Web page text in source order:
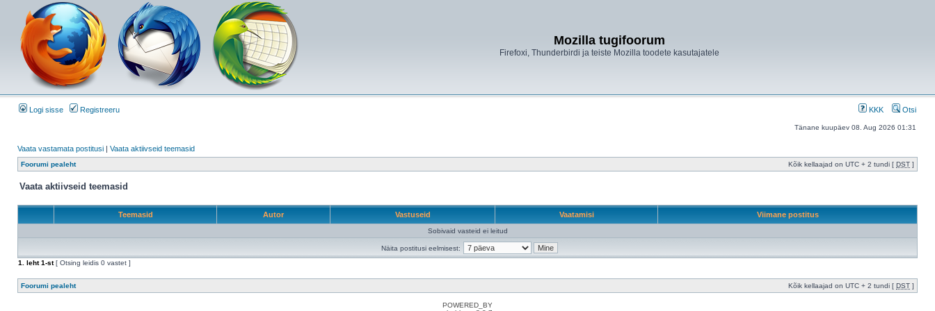
Mozilla tugifoorum
Firefoxi, Thunderbirdi ja teiste Mozilla toodete kasutajatele
Logi sisse Registreeru KKK Otsi
Tänane kuupäev 08. Aug 2026 01:31
Vaata vastamata postitusi | Vaata aktiivseid teemasid
Foorumi pealeht Kõik kellaajad on UTC + 2 tundi [ DST ]
Vaata aktiivseid teemasid
Teemasid Autor Vastuseid Vaatamisi Viimane postitus
Sobivaid vasteid ei leitud
Näita postitusi eelmisest:
1
. leht1-st[ Otsing leidis 0 vastet ]
Foorumi pealeht Kõik kellaajad on UTC + 2 tundi [ DST ]
POWERED_BY